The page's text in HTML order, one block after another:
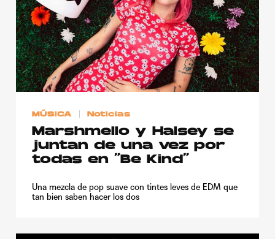
MÚSICA Noticias
Marshmello y Halsey se
juntan de una vez por
todas en “Be Kind”
Una mezcla de pop suave con tintes leves de EDM que
tan bien saben hacer los dos